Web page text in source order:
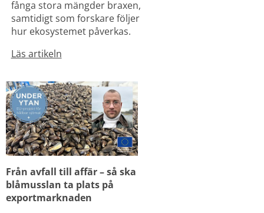
fånga stora mängder braxen,
samtidigt som forskare följer
hur ekosystemet påverkas.
Läs artikeln
Från avfall till affär – så ska
blåmusslan ta plats på
exportmarknaden